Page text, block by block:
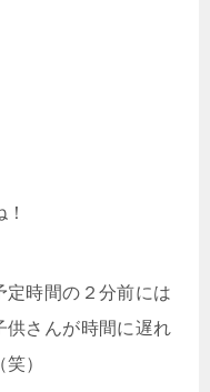
時間の２分前には
供さんが時間に遅れ
）